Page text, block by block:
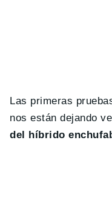
Las primeras
nos están dejando
del híbrido